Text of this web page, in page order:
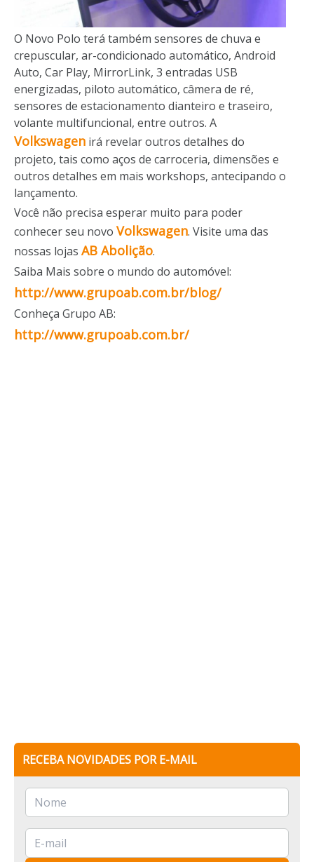
O Novo Polo terá também sensores de chuva e
crepuscular, ar-condicionado automático, Android
Auto, Car Play, MirrorLink, 3 entradas USB
energizadas, piloto automático, câmera de ré,
sensores de estacionamento dianteiro e traseiro,
volante multifuncional, entre outros. A
Volkswagen irá revelar outros detalhes do
projeto, tais como aços de carroceria, dimensões e
outros detalhes em mais workshops, antecipando o
lançamento.
Você não precisa esperar muito para poder
conhecer seu novo Volkswagen. Visite uma das
nossas lojas AB Abolição.
Saiba Mais sobre o mundo do automóvel:
http://www.grupoab.com.br/blog/
Conheça Grupo AB:
http://www.grupoab.com.br/
RECEBA NOVIDADES POR E-MAIL